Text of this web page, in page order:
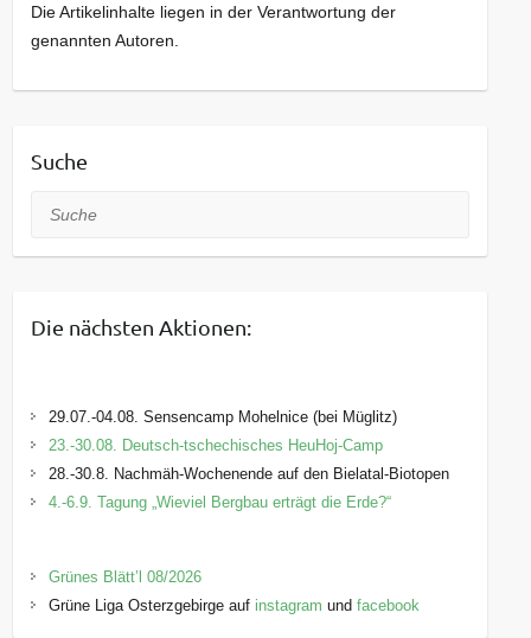
Die Artikelinhalte liegen in der Verantwortung der
genannten Autoren.
Suche
Suche
Die nächsten Aktionen:
29.07.-04.08. Sensencamp Mohelnice (bei Müglitz)
23.-30.08. Deutsch-tschechisches HeuHoj-Camp
28.-30.8. Nachmäh-Wochenende auf den Bielatal-Biotopen
4.-6.9. Tagung „Wieviel Bergbau erträgt die Erde?“
Grünes Blätt’l 08/2026
Grüne Liga Osterzgebirge auf instagram undfacebook